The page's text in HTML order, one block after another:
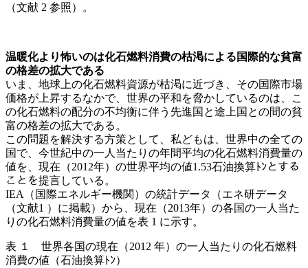
（文献 2 参照）。
温暖化より怖いのは化石燃料消費の枯渇による国際的な貧富
の格差の拡大である
いま、地球上の化石燃料資源が枯渇に近づき、その国際市場
価格が上昇するなかで、世界の平和を脅かしているのは、こ
の化石燃料の配分の不均衡に伴う先進国と途上国との間の貧
富の格差の拡大である。
この問題を解決する方策として、私どもは、世界中の全ての
国で、今世紀中の一人当たりの年間平均の化石燃料消費量の
値を、現在（2012年）の世界平均の値1.53石油換算ﾄﾝとする
ことを提言している。
IEA（国際エネルギー機関）の統計データ（エネ研データ
（文献1 ）に掲載）から、現在（2013年）の各国の一人当た
りの化石燃料消費量の値を表 1 に示す。
表 １ 世界各国の現在（2012 年）の一人当たりの化石燃料
消費の値（石油換算ﾄﾝ）